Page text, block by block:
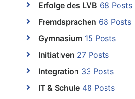
Erfolge des LVB 68 Posts
Fremdsprachen 68 Posts
Gymnasium 15 Posts
Initiativen 27 Posts
Integration 33 Posts
IT & Schule 48 Posts